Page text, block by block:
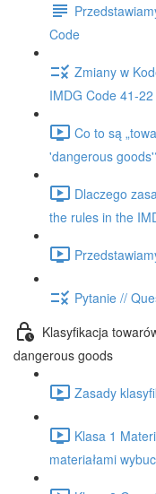
Code
Zmiany w
IMDG Code 41-
Co to są
'dangerous
Dlaczego
the rules in the
Pytanie //
Klasyfikacja
dangerous goods
Zasady
Klasa 1
materiałami